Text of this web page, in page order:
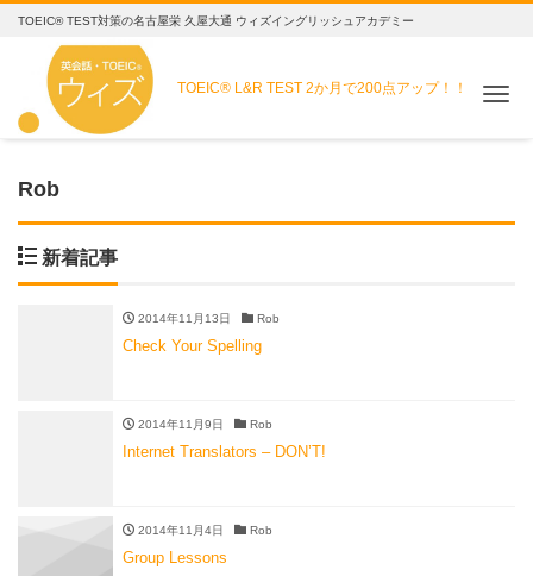
TOEIC® TEST対策の名古屋栄 久屋大通 ウィズイングリッシュアカデミー
TOEIC® L&R TEST2か月で200点アップ！！
Rob
新着記事
2014年11月13日 Rob
Check Your Spelling
2014年11月9日 Rob
Internet Translators – DON’T!
2014年11月4日 Rob
Group Lessons